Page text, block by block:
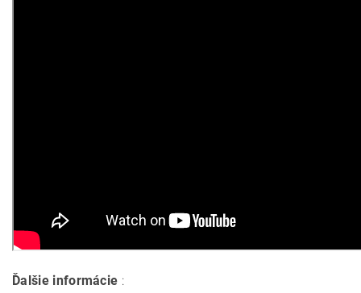
Ďalšie informácie :